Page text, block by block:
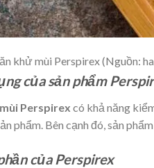
khử mùi Perspirex (Nguồn:
của sản phẩm
Perspirex có khả năng
phẩm. Bên cạnh đó, sản
của Perspirex